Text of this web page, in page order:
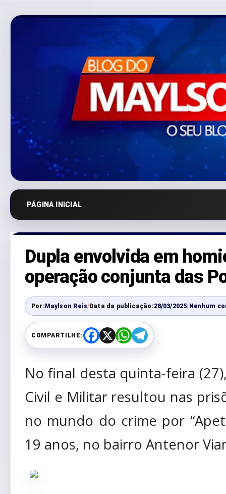
PÁGINA INICIAL
Dupla envolvida em
operação conjunta das
Por:Maylson Reis/Data da publicação: 28/03/2025/Nenhum
COMPARTILHE:
F
a
b
o
k
X
W
h
s
A
p
T
e
g
r
m
No final desta quinta-feira
Civil e Militar resultou nas
no mundo do crime por
19 anos, no bairro Antenor